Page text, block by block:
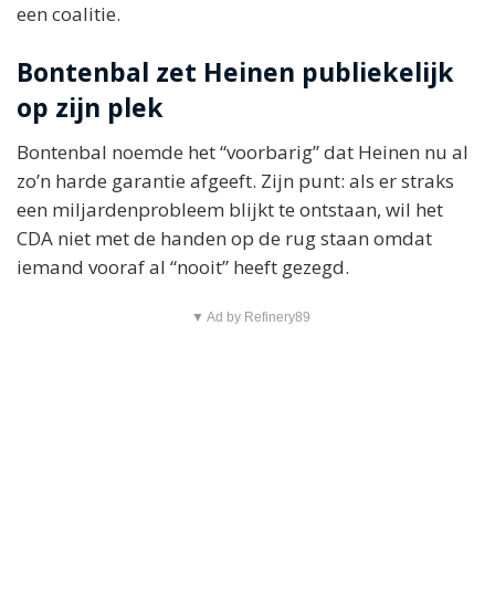
een coalitie.
Bontenbal zet Heinen publiekelijk
op zijn plek
Bontenbal noemde het “voorbarig” dat Heinen nu al
zo’n harde garantie afgeeft. Zijn punt: als er straks
een miljardenprobleem blijkt te ontstaan, wil het
CDA niet met de handen op de rug staan omdat
iemand vooraf al “nooit” heeft gezegd.
▼ Ad by Refinery89